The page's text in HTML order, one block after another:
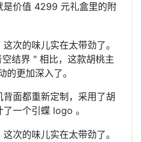
是价值 4299 元礼盒里的附
结界 " 相比，这款胡桃主
更加深入了。
面都重新定制，采用了胡
一个引蝶 logo 。